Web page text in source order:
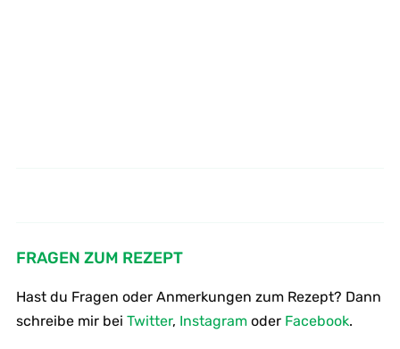
FRAGEN ZUM REZEPT
Hast du Fragen oder Anmerkungen zum Rezept? Dann
schreibe mir bei Twitter, Instagramoder Facebook.